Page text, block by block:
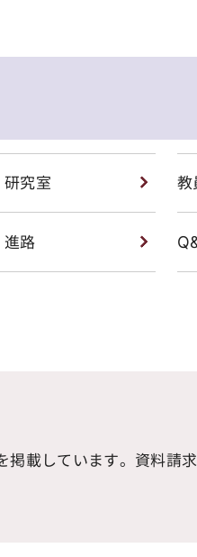
研究室 教
進路
載しています。資料請求